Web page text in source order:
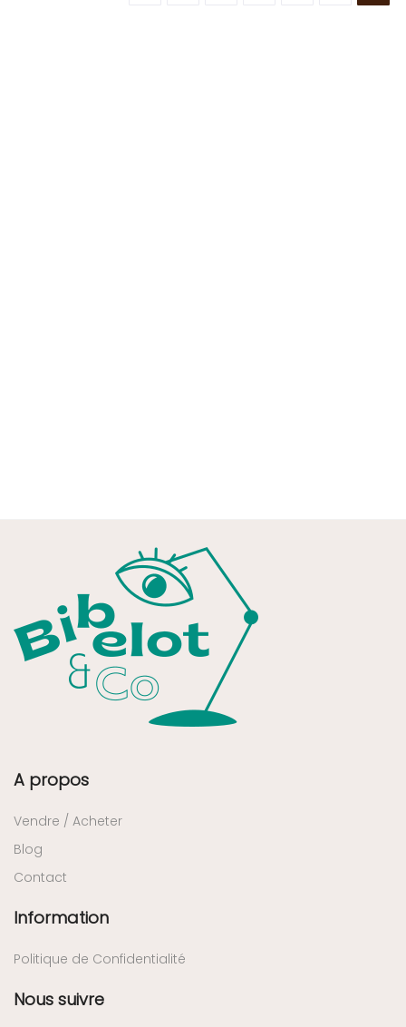
A propos
Vendre / Acheter
Blog
Contact
Information
Politique de Confidentialité
Nous suivre